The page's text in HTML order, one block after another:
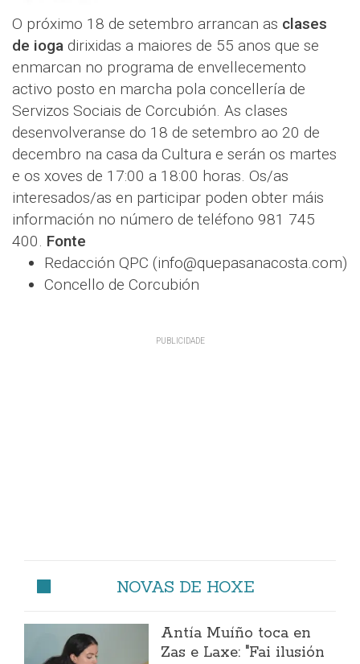
O próximo 18 de setembro arrancan as clases
de ioga dirixidas a maiores de 55 anos que se
enmarcan no programa de envellecemento
activo posto en marcha pola concellería de
Servizos Sociais de Corcubión. As clases
desenvolveranse do 18 de setembro ao 20 de
decembro na casa da Cultura e serán os martes
e os xoves de 17:00 a 18:00 horas. Os/as
interesados/as en participar poden obter máis
información no número de teléfono 981 745
400. Fonte
Redacción QPC (info@quepasanacosta.com)
Concello de Corcubión
NOVAS DE HOXE
Antía Muíño toca en
Zas e Laxe: "Fai ilusión